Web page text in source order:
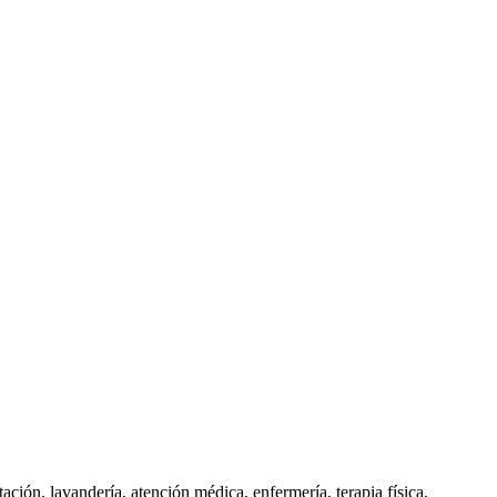
lavandería, atención médica, enfermería, terapia física,